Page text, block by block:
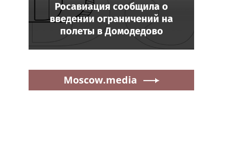
Росавиация сообщила о
введении ограничений на
полеты в Домодедово
Moscow.media